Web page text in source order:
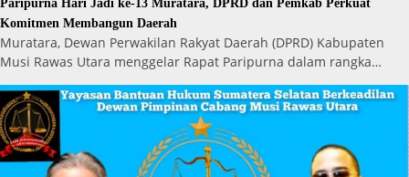
Paripurna Hari Jadi ke-13 Muratara, DPRD dan Pemkab Perkuat
Komitmen Membangun Daerah
Muratara, Dewan Perwakilan Rakyat Daerah (DPRD) Kabupaten
Musi Rawas Utara menggelar Rapat Paripurna dalam rangka…